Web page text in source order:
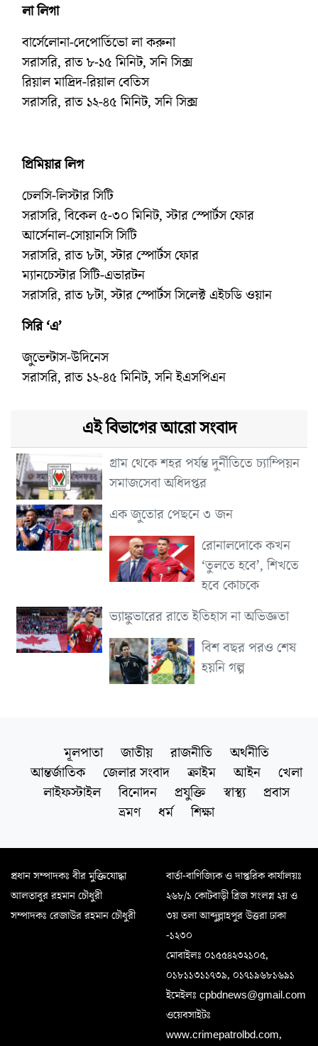
লা লিগা
বার্সেলোনা-দেপোর্তিভো লা করুনা
সরাসরি, রাত ৮-১৫ মিনিট, সনি সিক্স
রিয়াল মাদ্রিদ-রিয়াল বেতিস
সরাসরি, রাত ১২-৪৫ মিনিট, সনি সিক্স
প্রিমিয়ার লিগ
চেলসি-লিস্টার সিটি
সরাসরি, বিকেল ৫-৩০ মিনিট, স্টার স্পোর্টস ফোর
আর্সেনাল-সোয়ানসি সিটি
সরাসরি, রাত ৮টা, স্টার স্পোর্টস ফোর
ম্যানচেস্টার সিটি-এভারটন
সরাসরি, রাত ৮টা, স্টার স্পোর্টস সিলেক্ট এইচডি ওয়ান
সিরি ‘এ’
জুভেন্টাস-উদিনেস
সরাসরি, রাত ১২-৪৫ মিনিট, সনি ইএসপিএন
এই বিভাগের আরো সংবাদ
গ্রাম থেকে শহর পর্যন্ত দুর্নীতিতে চ্যাম্পিয়ন
সমাজসেবা অধিদপ্তর
এক জুতোর পেছনে ৩ জন
রোনালদোকে কখন
‘তুলতে হবে’, শিখতে
হবে কোচকে
ভ্যাঙ্কুভারের রাতে ইতিহাস না অভিজ্ঞতা
বিশ বছর পরও শেষ
হয়নি গল্প
মূলপাতা জাতীয় রাজনীতি
অর্থনীতি
আন্তর্জাতিক
জেলার সংবাদ ক্রাইম আইন
খেলা
লাইফস্টাইল
বিনোদন প্রযুক্তি স্বাস্থ্য
প্রবাস
ভ্রমণ
ধর্ম শিক্ষা
প্রধান সম্পাদকঃ বীর মুক্তিযোদ্ধা
আলতাবুর রহমান চৌধুরী
সম্পাদকঃ রেজাউর রহমান চৌধুরী
বার্তা-বাণিজ্যিক ও দাপ্তরিক কার্যালয়ঃ
২৬৮/১ কোটবাড়ী ব্রিজ সংলগ্ন ২য় ও
৩য় তলা আব্দুল্লাহপুর উত্তরা ঢাকা
-১২৩০
মোবাইলঃ ০১৫৫৪২৩২১০৫,
০১৮১১৩১১৭৩৯, ০১৭১৯৬৮১৬৯১
ইমেইলঃ cpbdnews@gmail.com
ওয়েবসাইটঃ
www.crimepatrolbd.com,